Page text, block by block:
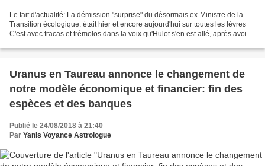
Le fait d'actualité: La démission "surprise" du désormais ex-Ministre de la
Transition écologique. était hier et encore aujourd'hui sur toutes les lèvres
C'est avec fracas et trémolos dans la voix qu'Hulot s'en est allé, après avoir
Uranus en Taureau annonce le changement de
notre modèle économique et financier: fin des
espèces et des banques
Publié le 24/08/2018 à 21:40
Par Yanis Voyance Astrologue